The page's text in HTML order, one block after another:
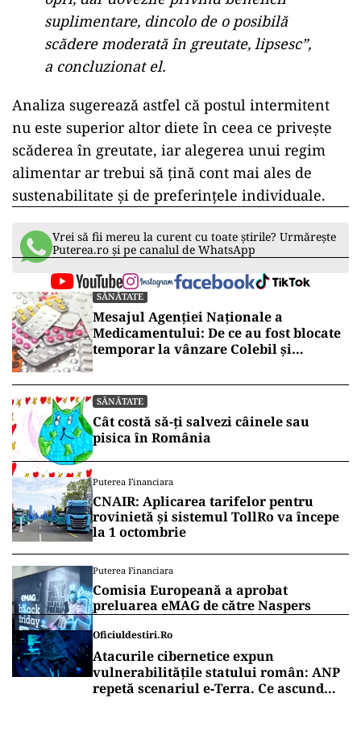
suplimentare, dincolo de o posibilă
scădere moderată în greutate, lipsesc”,
a concluzionat el.
Analiza sugerează astfel că postul intermitent
nu este superior altor diete în ceea ce privește
scăderea în greutate, iar alegerea unui regim
alimentar ar trebui să țină cont mai ales de
sustenabilitate și de preferințele individuale.
Vrei să fii mereu la curent cu toate știrile? Urmărește
Puterea.ro și pe canalul de WhatsApp
SĂNĂTATE
Mesajul Agenției Naționale a
Medicamentului: De ce au fost blocate
temporar la vânzare Colebil și
SĂNĂTATE
Cât costă să-ți salvezi câinele sau
pisica în România
Puterea Financiara
CNAIR: Aplicarea tarifelor pentru
rovinietă și sistemul TollRo va începe
la 1 octombrie
Puterea Financiara
Comisia Europeană a aprobat
preluarea eMAG de către Naspers
Oficiuldestiri.ro
Atacurile cibernetice expun
vulnerabilitățile statului român: ANP
repetă scenariul e‑Terra. Ce ascund